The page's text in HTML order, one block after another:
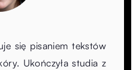
się pisaniem tekstów
Ukończyła studia z